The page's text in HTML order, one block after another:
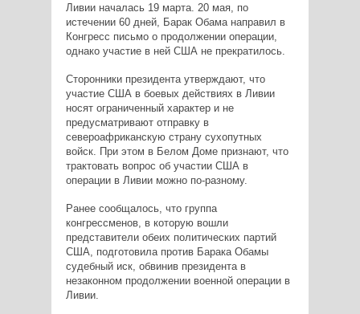
Ливии началась 19 марта. 20 мая, по
истечении 60 дней, Барак Обама направил в
Конгресс письмо о продолжении операции,
однако участие в ней США не прекратилось.
Сторонники президента утверждают, что
участие США в боевых действиях в Ливии
носят ограниченный характер и не
предусматривают отправку в
североафриканскую страну сухопутных
войск. При этом в Белом Доме признают, что
трактовать вопрос об участии США в
операции в Ливии можно по-разному.
Ранее сообщалось, что группа
конгрессменов, в которую вошли
представители обеих политических партий
США, подготовила против Барака Обамы
судебный иск, обвинив президента в
незаконном продолжении военной операции в
Ливии.